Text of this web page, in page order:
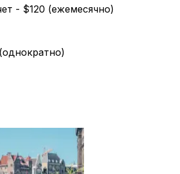
- $120 (ежемесячно)